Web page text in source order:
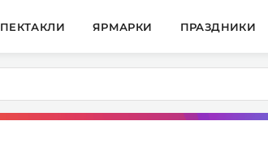
ЯРМАРКИ ПРАЗДНИКИ